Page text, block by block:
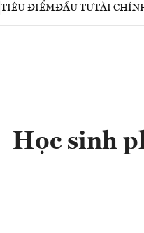
TIÊU ĐIỂMĐẦU TƯTÀI
Học sinh